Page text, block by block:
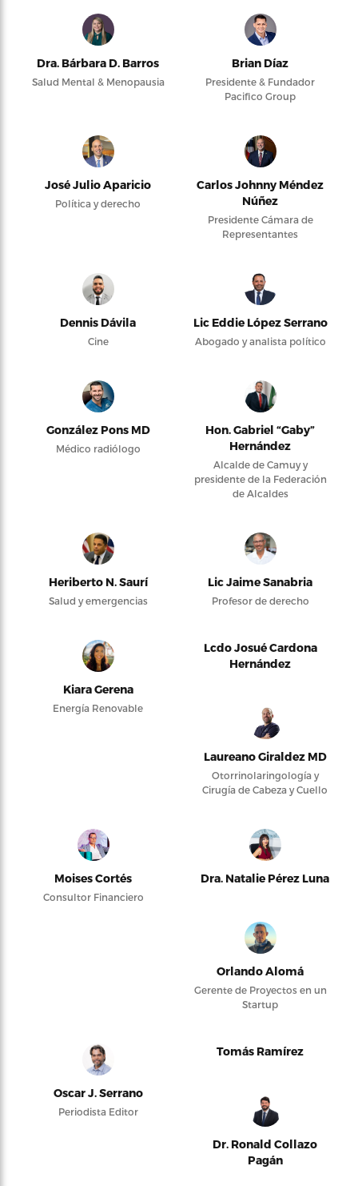
Dra. Bárbara D. Barros
Salud Mental & Menopausia
Brian Díaz
Presidente & Fundador
Pacifico Group
José Julio Aparicio
Política y derecho
Carlos Johnny Méndez
Núñez
Presidente Cámara de
Representantes
Dennis Dávila
Cine
Lic Eddie López Serrano
Abogado y analista político
González Pons MD
Médico radiólogo
Hon. Gabriel “Gaby”
Hernández
Alcalde de Camuy y
presidente de la Federación
de Alcaldes
Heriberto N. Saurí
Salud y emergencias
Lic Jaime Sanabria
Profesor de derecho
Kiara Gerena
Energía Renovable
Lcdo Josué Cardona
Hernández
Laureano Giraldez MD
Otorrinolaringología y
Cirugía de Cabeza y Cuello
Moises Cortés
Consultor Financiero
Dra. Natalie Pérez Luna
Orlando Alomá
Gerente de Proyectos en un
Startup
Oscar J. Serrano
Periodista Editor
Tomás Ramírez
Dr. Ronald Collazo
Pagán